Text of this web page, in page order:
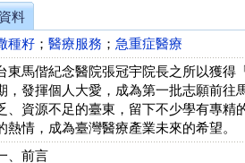
料
種籽 ； 醫療服務 ； 急重症醫療
東馬偕紀念醫院張冠宇院長之所以獲得
，發揮個人大愛，成為第一批志願前往
、資源不足的臺東，留下不少學有專精
熱情，成為臺灣醫療產業未來的希望。
、前言